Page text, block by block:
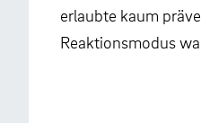
erlaubte kaum
Reaktionsmodus